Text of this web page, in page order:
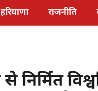
हरियाणा राजनीति